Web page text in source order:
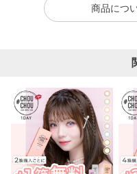
商品につ